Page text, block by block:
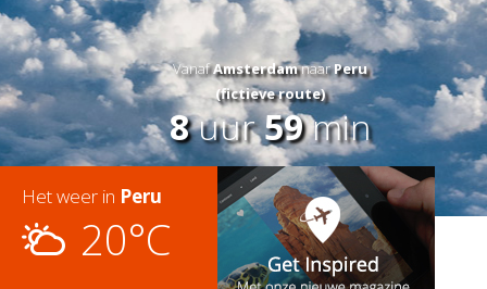
VanafAmsterdamnaarPeru
(fictieve route)
8uur59min
Het weer in Peru
20°C